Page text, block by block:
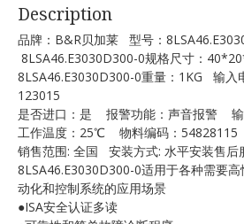
Description
品牌：B&R贝加莱 型号：
8LSA46.E3030D300-0规格尺寸：
8LSA46.E3030D300-0重量：1KG 输入
123015
是否进口：是 报警功能：声音报警 输
工作温度：25℃ 物料编码：54828115
销售范围: 全国 安装方式: 水平安装售后
8LSA46.E3030D300-0适用于各种需要
动化和控制系统的应用场景
●ISA安全认证多读